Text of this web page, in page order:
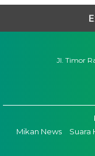
Jl. Timor
Mikan News
Suara